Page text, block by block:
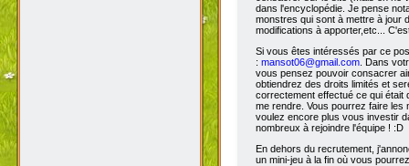
dans l'encyclopédie. Je pense
monstres qui sont à mettre à jour
modifications à apporter,etc...
Si vous êtes intéressés par ce
: mansot06@gmail.com . Dans
vous pensez pouvoir consacrer
obtiendrez des droits limités et
correctement effectué ce qui
me rendre. Vous pourrez faire les
voulez encore plus vous investir
nombreux à rejoindre l'équipe ! :D
En dehors du recrutement,
un mini-jeu à la fin où vous